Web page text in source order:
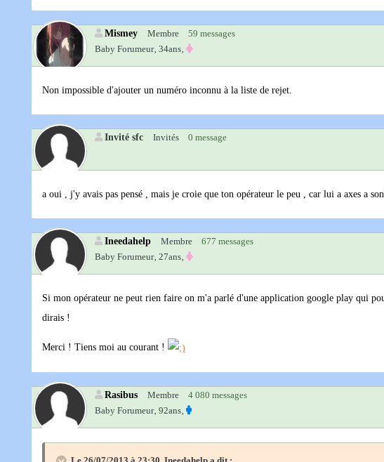
Mismey Membre 59 messages
Baby Forumeur‚ 34ans‚
Non impossible d'ajouter un numéro inconnu à la liste de rejet.
Invité sfc Invités 0 message
a oui , j'y avais pas pensé , mais je croie que ton opérateur le peu , car lui a axes a
Ineedahelp Membre
677 messages
Baby Forumeur‚ 27ans‚
Si mon opérateur ne peut rien faire on m'a parlé d'une application google play qui
dirais !
Merci ! Tiens moi au courant !
Rasibus Membre
4 080 messages
Baby Forumeur‚ 92ans‚